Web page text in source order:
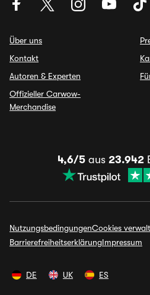
Über uns
Kontakt
Autoren & Experten
Offizieller Carwow-
Merchandise
4,6/5 aus 23.942
NutzungsbedingungenCookies
BarrierefreiheitserklärungImpressum
DE UK ES